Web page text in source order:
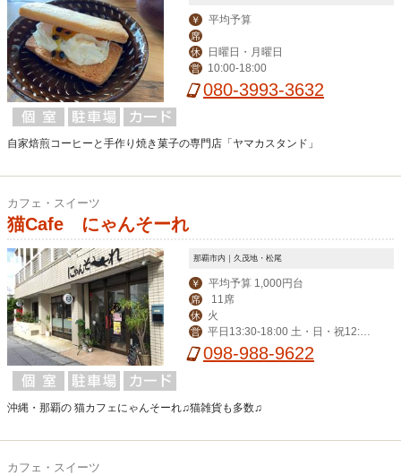
￥ 平均予算
席
休
日曜日・月曜日
営 10:00-18:00
080-3993-3632
自家焙煎コーヒーと手作り焼き菓子の専門店「ヤマカスタンド」
カフェ・スイーツ
猫Cafe にゃんそーれ
那覇市内｜久茂地・松尾
￥ 平均予算 1,000円台
席 11席
休 火
営
平日13:30-18:00 土・日・祝12:30
-18:30098-988-9622
沖縄・那覇の 猫カフェにゃんそーれ♫猫雑貨も多数♫
カフェ・スイーツ